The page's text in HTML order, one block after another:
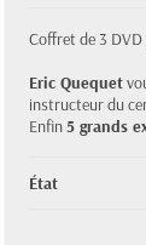
Coffret de 3
Eric Quequet
instructeur du
Enfin5 grands
État